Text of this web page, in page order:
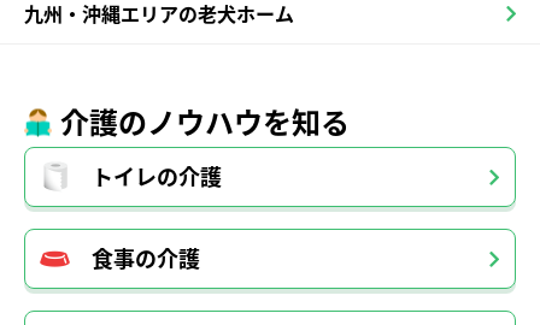
九州・沖縄エリアの老犬ホーム
介護のノウハウを知る
トイレの介護
食事の介護